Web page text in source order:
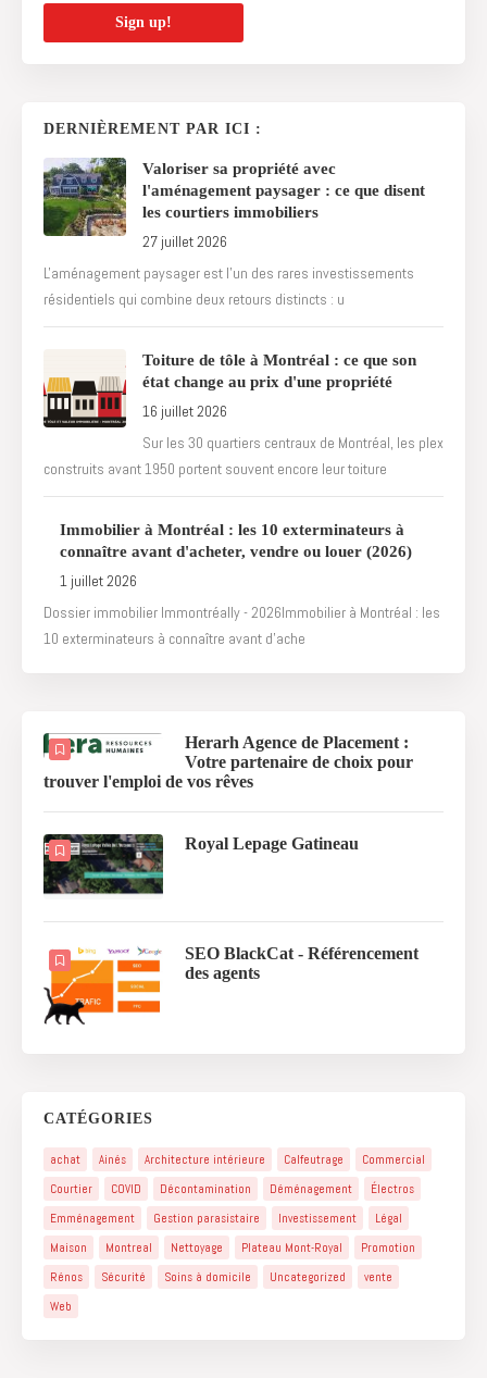
DERNIÈREMENT PAR ICI :
Valoriser sa propriété avec
l'aménagement paysager : ce que disent
les courtiers immobiliers
27 juillet 2026
L'aménagement paysager est l'un des rares investissements
résidentiels qui combine deux retours distincts : u
Toiture de tôle à Montréal : ce que son
état change au prix d'une propriété
16 juillet 2026
Sur les 30 quartiers centraux de Montréal, les plex
construits avant 1950 portent souvent encore leur toiture
Immobilier à Montréal : les 10 exterminateurs à
connaître avant d'acheter, vendre ou louer (2026)
1 juillet 2026
Dossier immobilier Immontréally - 2026Immobilier à Montréal : les
10 exterminateurs à connaître avant d'ache
Herarh Agence de Placement :
Votre partenaire de choix pour
trouver l'emploi de vos rêves
Royal Lepage Gatineau
SEO BlackCat - Référencement
des agents
CATÉGORIES
achat Ainés Architecture intérieure Calfeutrage
Commercial
Courtier
COVID Décontamination Déménagement
Électros
Emménagement
Gestion parasistaire Investissement
Légal
Maison
Montreal Nettoyage Plateau Mont-Royal
Promotion
Rénos
Sécurité Soins à domicile Uncategorized
vente
Web